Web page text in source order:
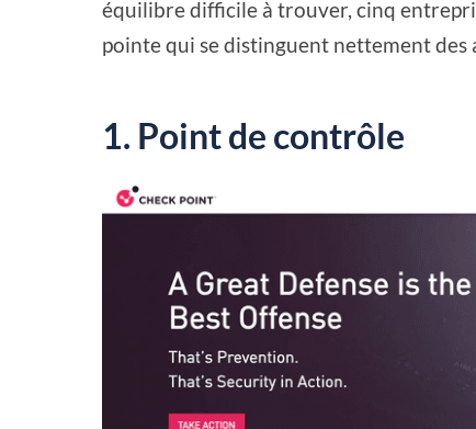
équilibre difficile à trouver, cinq
pointe qui se distinguent nettement
1. Point de contrôle